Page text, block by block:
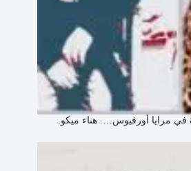
في مرايا أورفيوس…. هناء ميكو.